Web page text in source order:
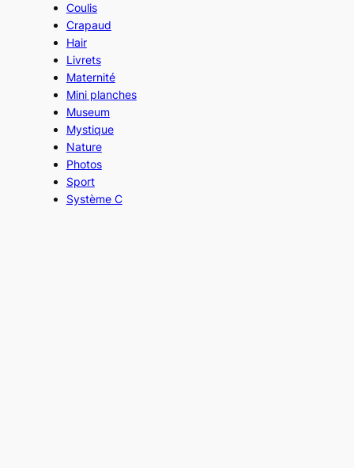
Coulis
Crapaud
Hair
Livrets
Maternité
Mini planches
Museum
Mystique
Nature
Photos
Sport
Système C